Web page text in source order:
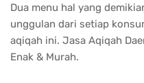
Dua menu hal yang
unggulan dari setiap
aqiqah ini. Jasa Aqiqah
Enak & Murah.